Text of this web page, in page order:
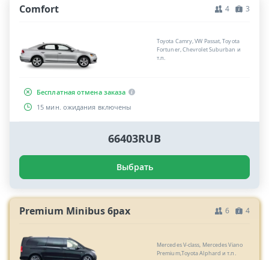
Comfort 4 3
Toyota Camry, VW Passat, Toyota
Fortuner, Chevrolet Suburban и
т.п.
Бесплатная отмена заказа
15 мин. ожидания включены
66403RUB
Выбрать
Premium Minibus 6pax 6 4
Mercedes V-class, Mercedes Viano
Premium,Toyota Alphard и т.п.